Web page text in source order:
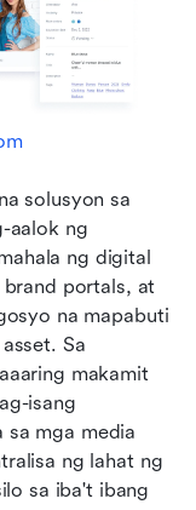
solusyon sa
aalok ng
ng digital
portals, at
na mapabuti
Sa
makamit
isang
sa mga media
ng lahat ng
sa iba't ibang